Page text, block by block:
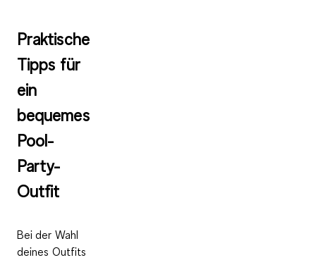
Praktische
Tipps für
ein
bequemes
Pool-
Party-
Outfit
Bei der Wahl
deines Outfits